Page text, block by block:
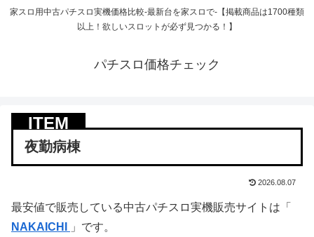
家スロ用中古パチスロ実機価格比較-最新台を家スロで-【掲載商品は1700種類
以上！欲しいスロットが必ず見つかる！】
パチスロ価格チェック
夜勤病棟
2026.08.07
最安値で販売している中古パチスロ実機販売サイトは「
NAKAICHI
」です。